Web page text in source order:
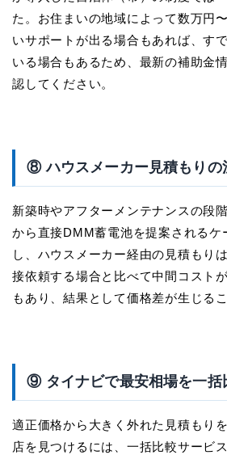
た。お住まいの地域によって数万円
いサポートが出る場合もあれば、す
いる場合もあるため、最新の補助金
認してください。
⑧ ハウスメーカー見積もりの
新築時やアフターメンテナンスの段
から直接DMM蓄電池を提案されるケ
し、ハウスメーカー経由の見積もり
接依頼する場合と比べて中間コスト
もあり、結果として価格差が生じる
⑨ タイナビで最安相場を一括
適正価格から大きく外れた見積もり
店を見つけるには、一括比較サービ